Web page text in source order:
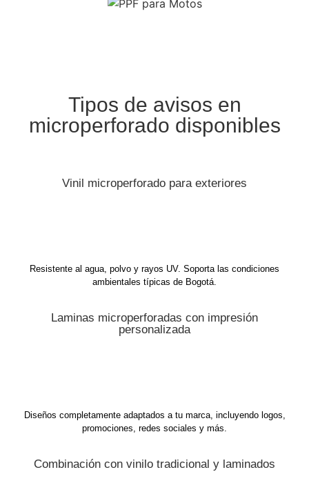
Tipos de avisos en
microperforado disponibles
Vinil microperforado para exteriores
Resistente al agua, polvo y rayos UV. Soporta las condiciones
ambientales típicas de Bogotá.
Laminas microperforadas con impresión
personalizada
Diseños completamente adaptados a tu marca, incluyendo logos,
promociones, redes sociales y más.
Combinación con vinilo tradicional y laminados